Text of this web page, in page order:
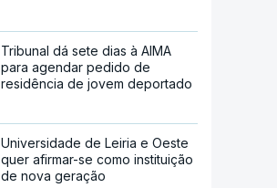
Tribunal dá sete dias à AIMA
para agendar pedido de
residência de jovem deportado
Universidade de Leiria e Oeste
quer afirmar-se como instituição
de nova geração